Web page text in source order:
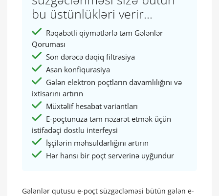
bu üstünlükləri verir...
Rəqabətli qiymətlərlə tam Gələnlər
Qoruması
Son dərəcə dəqiq filtrasiya
Asan konfiqurasiya
Gələn elektron poçtların davamlılığını və
ixtisarını artırın
Müxtəlif hesabat variantları
E-poçtunuza tam nəzarət etmək üçün
istifadəçi dostlu interfeysi
İşçilərin məhsuldarlığını artırın
Hər hansı bir poçt serverinə uyğundur
Gələnlər qutusu e-poçt süzgəcləməsi bütün gələn e-